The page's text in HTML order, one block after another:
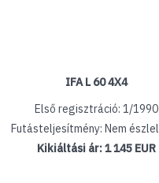
IFA L 60 4X4
Első regisztráció: 1/1990
Futásteljesítmény: Nem
Kikiáltási ár:1 145 EUR